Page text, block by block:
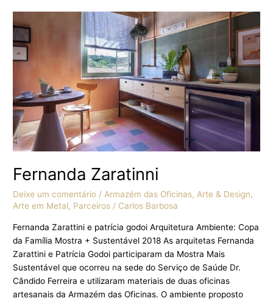
Fernanda Zaratinni
Deixe um comentário / Armazém das Oficinas, Arte & Design,
Arte em Metal, Parceiros / Carlos Barbosa
Fernanda Zarattini e patrícia godoi Arquitetura Ambiente: Copa
da Família Mostra + Sustentável 2018 As arquitetas Fernanda
Zarattini e Patrícia Godoi participaram da Mostra Mais
Sustentável que ocorreu na sede do Serviço de Saúde Dr.
Cândido Ferreira e utilizaram materiais de duas oficinas
artesanais da Armazém das Oficinas. O ambiente proposto
Zaratinni